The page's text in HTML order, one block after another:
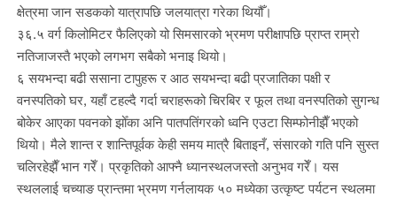
क्षेत्रमा जान सडकको यात्रापछि जलयात्रा गरेका थियौँ।
३६.५ वर्ग किलोमिटर फैलिएको यो सिमसारको भ्रमण परीक्षापछि प्राप्त राम्रो
नतिजाजस्तै भएको लगभग सबैको भनाइ थियो।
६ सयभन्दा बढी ससाना टापुहरू र आठ सयभन्दा बढी प्रजातिका पक्षी र
वनस्पतिको घर, यहाँ टहल्दै गर्दा चराहरूको चिरबिर र फूल तथा वनस्पतिको सुगन्ध
बोकेर आएका पवनको झोँका अनि पातपतिंगरको ध्वनि एउटा सिम्फोनीझैँ भएको
थियो। मैले शान्त र शान्तिपूर्वक केही समय मात्रै बिताइनँ, संसारको गति पनि सुस्त
चलिरहेझैँ भान गरेँ। प्रकृतिको आफ्नै ध्यानस्थलजस्तो अनुभव गरेँ। यस
स्थललाई चच्याङ प्रान्तमा भ्रमण गर्नलायक ५० मध्येका उत्कृष्ट पर्यटन स्थलमा